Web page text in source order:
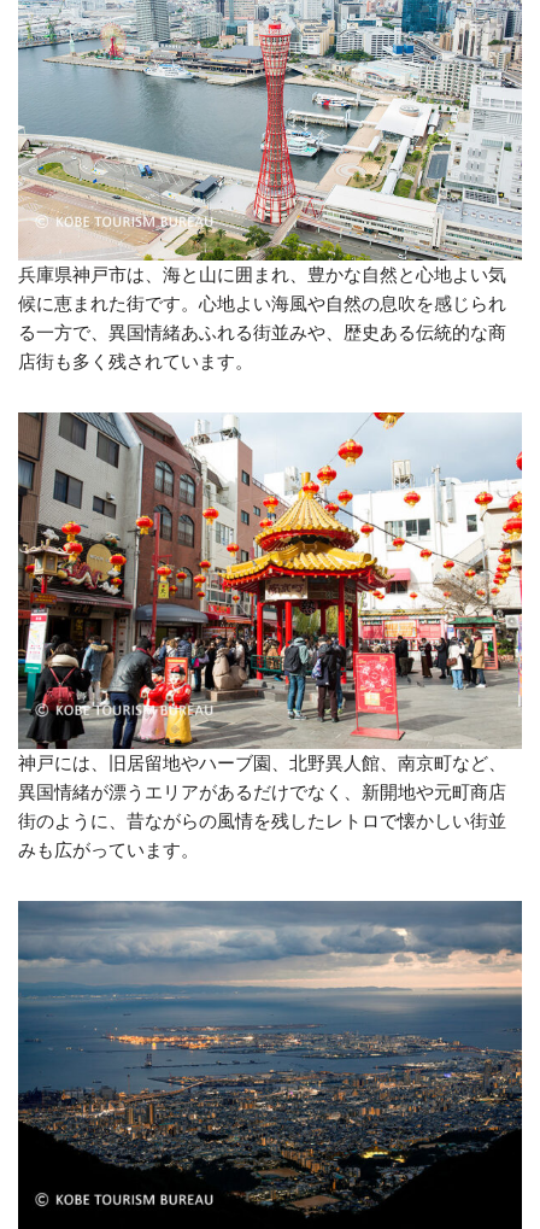
兵庫県神戸市は、海と山に囲まれ、豊かな自然と心地よい気
候に恵まれた街です。心地よい海風や自然の息吹を感じられ
る一方で、異国情緒あふれる街並みや、歴史ある伝統的な商
店街も多く残されています。
神戸には、旧居留地やハーブ園、北野異人館、南京町など、
異国情緒が漂うエリアがあるだけでなく、新開地や元町商店
街のように、昔ながらの風情を残したレトロで懐かしい街並
みも広がっています。